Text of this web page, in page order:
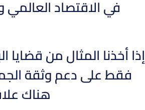
في الاقتصاد العالمي
إذا أخذنا المثال من قضايا
فقط على دعم وثقة
هناك